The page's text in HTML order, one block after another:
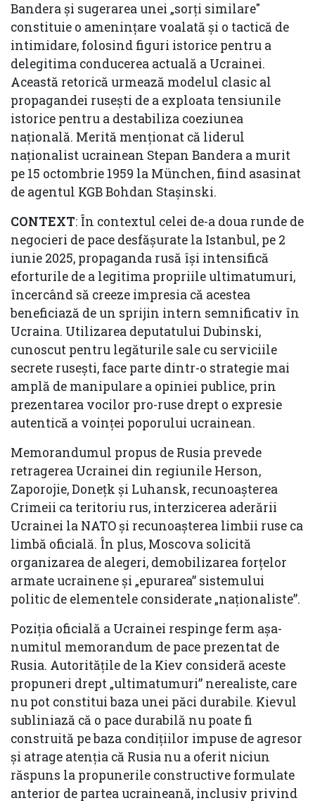
Bandera și sugerarea unei „sorți similare"
constituie o amenințare voalată și o tactică de
intimidare, folosind figuri istorice pentru a
delegitima conducerea actuală a Ucrainei.
Această retorică urmează modelul clasic al
propagandei rusești de a exploata tensiunile
istorice pentru a destabiliza coeziunea
națională. Merită menționat că liderul
naționalist ucrainean Stepan Bandera a murit
pe 15 octombrie 1959 la München, fiind asasinat
de agentul KGB Bohdan Stașinski.
CONTEXT: În contextul celei de-a doua runde de
negocieri de pace desfășurate la Istanbul, pe 2
iunie 2025, propaganda rusă își intensifică
eforturile de a legitima propriile ultimatumuri,
încercând să creeze impresia că acestea
beneficiază de un sprijin intern semnificativ în
Ucraina. Utilizarea deputatului Dubinski,
cunoscut pentru legăturile sale cu serviciile
secrete rusești, face parte dintr-o strategie mai
amplă de manipulare a opiniei publice, prin
prezentarea vocilor pro-ruse drept o expresie
autentică a voinței poporului ucrainean.
Memorandumul propus de Rusia prevede
retragerea Ucrainei din regiunile Herson,
Zaporojie, Donețk și Luhansk, recunoașterea
Crimeii ca teritoriu rus, interzicerea aderării
Ucrainei la NATO și recunoașterea limbii ruse ca
limbă oficială. În plus, Moscova solicită
organizarea de alegeri, demobilizarea forțelor
armate ucrainene și „epurarea” sistemului
politic de elementele considerate „naționaliste”.
Poziția oficială a Ucrainei respinge ferm așa-
numitul memorandum de pace prezentat de
Rusia. Autoritățile de la Kiev consideră aceste
propuneri drept „ultimatumuri” nerealiste, care
nu pot constitui baza unei păci durabile. Kievul
subliniază că o pace durabilă nu poate fi
construită pe baza condițiilor impuse de agresor
și atrage atenția că Rusia nu a oferit niciun
răspuns la propunerile constructive formulate
anterior de partea ucraineană, inclusiv privind